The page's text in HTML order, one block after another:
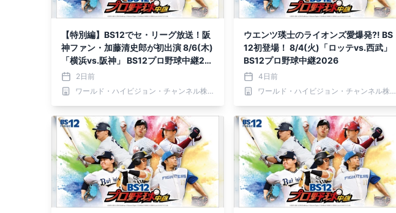
【特別編】BS12でセ・リーグ放送！阪
神ファン・加藤清史郎が初出演 8/6(木)
「横浜vs.阪神」 BS12プロ野球中継20
26
2日前
ワールド・ハイビジョン・チャンネル株式会社
ウエンツ瑛士のライオンズ愛爆発?! BS
12初登場！ 8/4(火)「ロッテvs.西武」
BS12プロ野球中継2026
4日前
ワールド・ハイビジョン・チャンネル株式会社